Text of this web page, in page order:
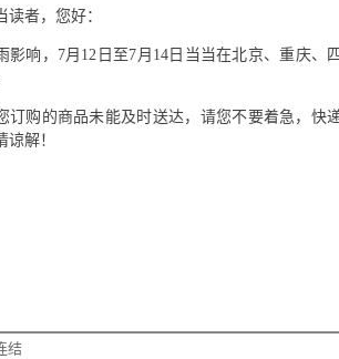
读者，您好：
影响，7月12日至7月14日当当在北京、重庆、
订购的商品未能及时送达，请您不要着急，快
谅解！
结